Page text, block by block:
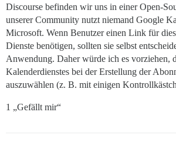
Discourse befinden wir uns in einer Open-
unserer Community nutzt niemand Google
Microsoft. Wenn Benutzer einen Link für
Dienste benötigen, sollten sie selbst
Anwendung. Daher würde ich es vorziehen,
Kalenderdienstes bei der Erstellung der
auszuwählen (z. B. mit einigen
1 „Gefällt mir“